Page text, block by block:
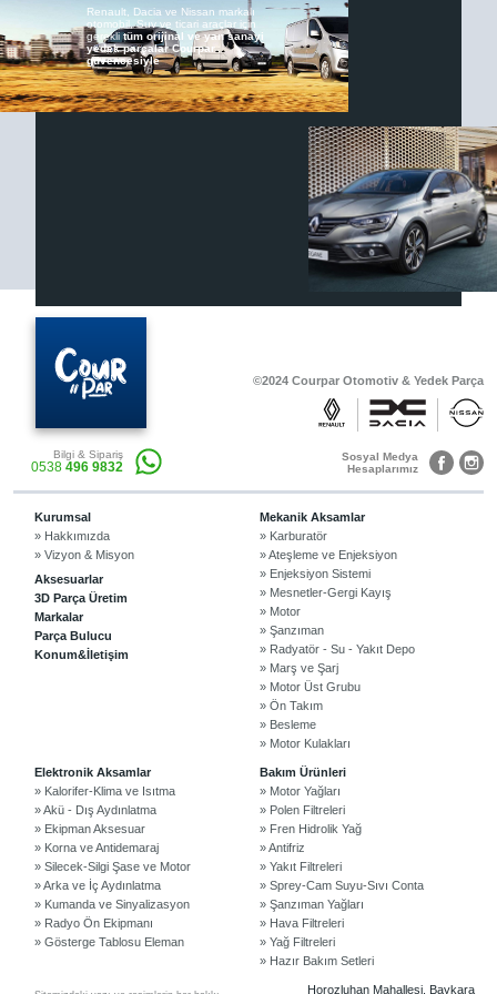
Otomobil, Suv, arazi ve ticari araçlar için
gerekli sarf malzemeler Courpar’da
Araçlarınız için bulunamayan parçaları
©2024 Courpar Otomotiv & Yedek Parça
Renault & Dacia Araçlarınızda
Yedek Parça Çözümleri için
En Güvenilir Destek Noktası
Renault, Dacia ve Nissan markalı
otomobil, Suv ve ticari araçlar için
gereklitüm orijinal ve yan sanayi
yedek parçalar Courpar
güvencesiyle
©2024 Courpar Otomotiv & Yedek Parça
Bilgi & Sipariş
0538 496 9832
Sosyal Medya
Hesaplarımız
Horozluhan Mahallesi, Baykara
Kurumsal
» Hakkımızda
» Vizyon & Misyon
Aksesuarlar
3D Parça Üretim
Markalar
Parça Bulucu
Konum&İletişim
Mekanik Aksamlar
» Karburatör
» Ateşleme ve Enjeksiyon
» Enjeksiyon Sistemi
» Mesnetler-Gergi Kayış
» Motor
» Şanzıman
» Radyatör - Su - Yakıt Depo
» Marş ve Şarj
» Motor Üst Grubu
» Ön Takım
» Besleme
» Motor Kulakları
Elektronik Aksamlar
» Kalorifer-Klima ve Isıtma
» Akü - Dış Aydınlatma
» Ekipman Aksesuar
» Korna ve Antidemaraj
» Silecek-Silgi Şase ve Motor
» Arka ve İç Aydınlatma
» Kumanda ve Sinyalizasyon
» Radyo Ön Ekipmanı
» Gösterge Tablosu Eleman
Bakım Ürünleri
» Motor Yağları
» Polen Filtreleri
» Fren Hidrolik Yağ
» Antifriz
» Yakıt Filtreleri
» Sprey-Cam Suyu-Sıvı Conta
» Şanzıman Yağları
» Hava Filtreleri
» Yağ Filtreleri
» Hazır Bakım Setleri